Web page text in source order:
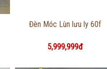
Thông tin chi tiết
Đèn Móc Lùn lưu ly 60f
5,999,999đ